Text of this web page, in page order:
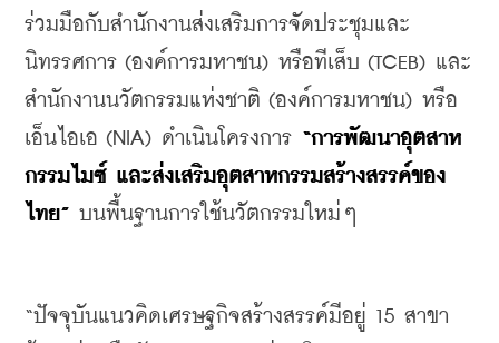
ร่วมมือกับสำนักงานส่งเสริมการจัดประชุมและ
นิทรรศการ (องค์การมหาชน) หรือทีเส็บ (TCEB) และ
สำนักงานนวัตกรรมแห่งชาติ (องค์การมหาชน) หรือ
เอ็นไอเอ (NIA) ดำเนินโครงการ “การพัฒนาอุตสาห
กรรมไมซ์ และส่งเสริมอุตสาหกรรมสร้างสรรค์ของ
ไทย” บนพื้นฐานการใช้นวัตกรรมใหม่ๆ
“ปัจจุบันแนวคิดเศรษฐกิจสร้างสรรค์มีอยู่ 15 สาขา